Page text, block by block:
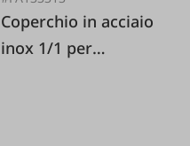
Coperchio in acciaio
inox 1/1 per